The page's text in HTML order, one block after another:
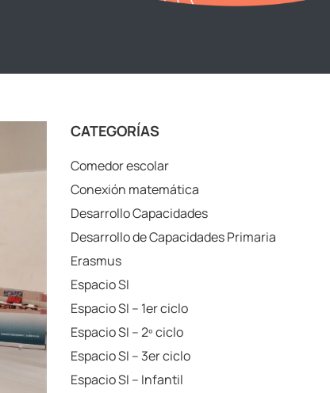
CATEGORÍAS
Comedor escolar
Conexión matemática
Desarrollo Capacidades
Desarrollo de Capacidades Primaria
Erasmus
Espacio SI
Espacio SI – 1er ciclo
Espacio SI – 2º ciclo
Espacio SI – 3er ciclo
Espacio SI – Infantil